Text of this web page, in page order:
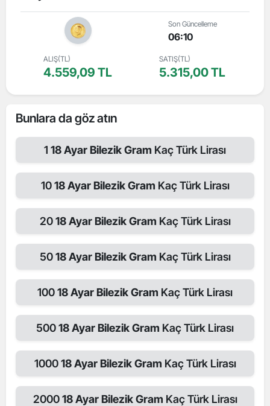
Son Güncelleme
06:10
ALIŞ(TL)
4.559,09 TL
SATIŞ(TL)
5.315,00 TL
Bunlara da göz atın
1 18 Ayar Bilezik Gram Kaç Türk Lirası
1018 Ayar Bilezik Gram Kaç Türk Lirası
2018 Ayar Bilezik Gram Kaç Türk Lirası
5018 Ayar Bilezik Gram Kaç Türk Lirası
10018 Ayar Bilezik Gram Kaç Türk Lirası
50018 Ayar Bilezik Gram Kaç Türk Lirası
100018 Ayar Bilezik Gram Kaç Türk Lirası
200018 Ayar Bilezik Gram Kaç Türk Lirası